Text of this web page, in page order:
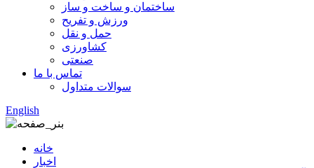
ساختمان و ساخت و ساز
ورزش و تفریح
حمل و نقل
کشاورزی
صنعتی
تماس با ما
سوالات متداول
English
خانه
اخبار